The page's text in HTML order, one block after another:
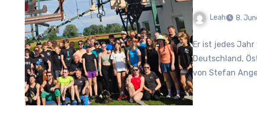
Leah 8.
No
Comments
Er ist jedes
Deutschland,
von Stefan